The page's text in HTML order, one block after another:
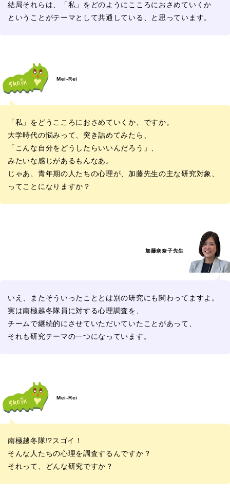
結局それらは、「私」をどのようにこころにおさめていくか
ということがテーマとして共通している、と思っています。
Mei-Rei
「私」をどうこころにおさめていくか、ですか。
大学時代の悩みって、突き詰めてみたら、
「こんな自分をどうしたらいいんだろう」、
みたいな感じがあるもんなあ。
じゃあ、青年期の人たちの心理が、加藤先生の主な研究対象、
ってことになりますか？
加藤奈奈子先生
いえ、またそういったこととは別の研究にも関わってますよ。
実は南極越冬隊員に対する心理調査を、
チームで継続的にさせていただいていたことがあって、
それも研究テーマの一つになっています。
Mei-Rei
南極越冬隊!?スゴイ！
そんな人たちの心理を調査するんですか？
それって、どんな研究ですか？